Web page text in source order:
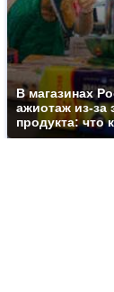
В магазинах
ажиотаж из-за
продукта: что